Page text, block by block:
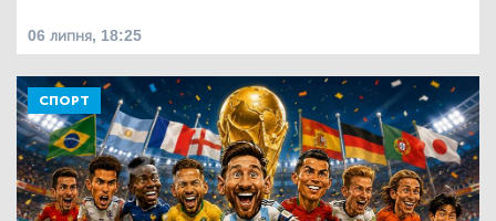
06 липня, 18:25
СПОРТ